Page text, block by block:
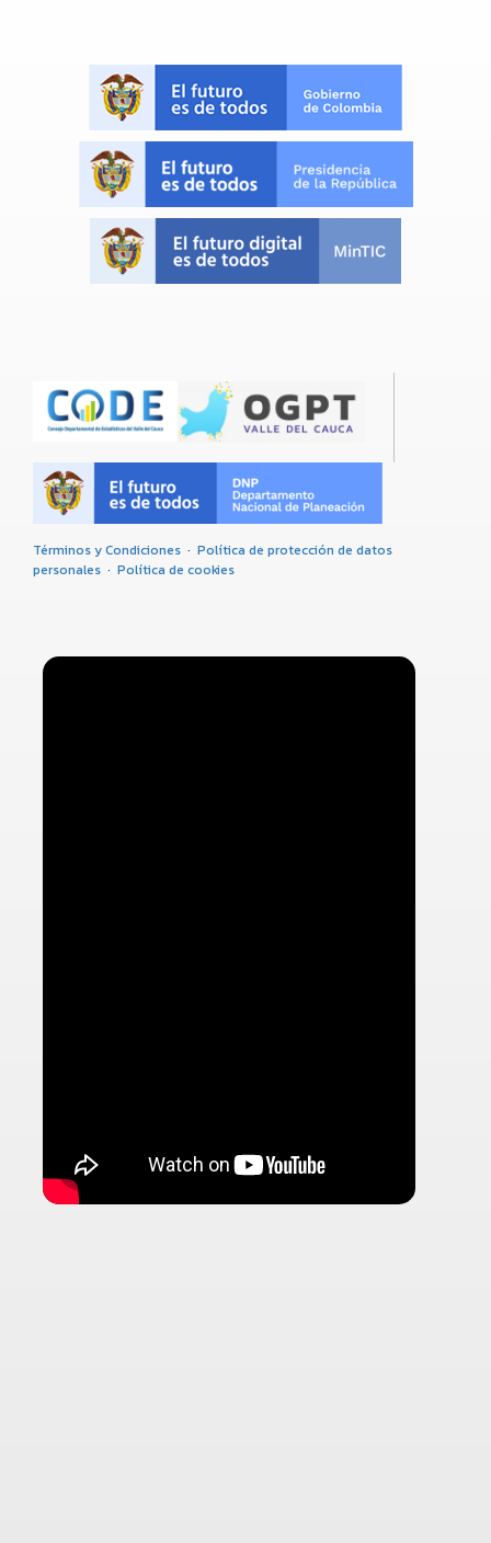
Términos y Condiciones · Política de protección de datos
personales · Política de cookies